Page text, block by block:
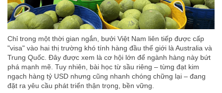
Chỉ trong một thời gian ngắn, bưởi Việt Nam liên tiếp được cấp
"visa" vào hai thị trường khó tính hàng đầu thế giới là Australia và
Trung Quốc. Đây được xem là cơ hội lớn để ngành hàng này bứt
phá mạnh mẽ. Tuy nhiên, bài học từ sầu riêng – từng đạt kim
ngạch hàng tỷ USD nhưng cũng nhanh chóng chững lại – đang
đặt ra yêu cầu phát triển thận trọng, bền vững.